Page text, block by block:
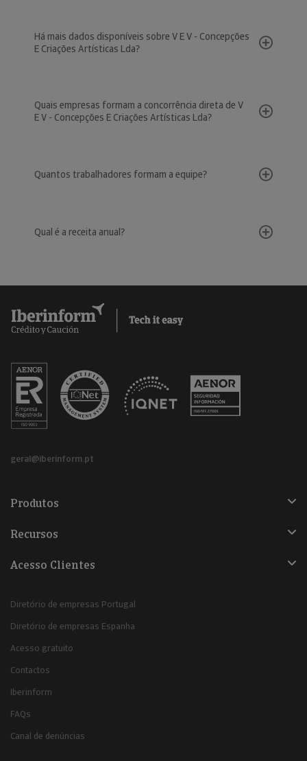
Há mais dados disponíveis sobre V E V - Concepções
E Criações Artísticas Lda?
Quais empresas formam a concorrência direta de V
E V - Concepções E Criações Artísticas Lda?
Quantos trabalhadores formam a equipe?
Qual é a receita anual?
geral@iberinform.pt
Produtos
Recursos
Acesso Clientes
Diretório de empresas Portugal
Diretório de empresas Espanha
Acesso gratuito
Contactos
Iberinform
FAQs
Canal de denúncias